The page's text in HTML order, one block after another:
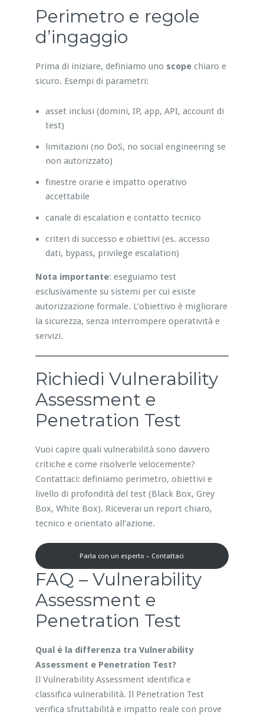
Perimetro e regole
d’ingaggio
Prima di iniziare, definiamo uno scopechiaro e
sicuro. Esempi di parametri:
asset inclusi (domini, IP, app, API, account di
test)
limitazioni (no DoS, no social engineering se
non autorizzato)
finestre orarie e impatto operativo
accettabile
canale di escalation e contatto tecnico
criteri di successo e obiettivi (es. accesso
dati, bypass, privilege escalation)
Nota importante: eseguiamo test
esclusivamente su sistemi per cui esiste
autorizzazione formale. L’obiettivo è migliorare
la sicurezza, senza interrompere operatività e
servizi.
Richiedi Vulnerability
Assessment e
Penetration Test
Vuoi capire quali vulnerabilità sono davvero
critiche e come risolverle velocemente?
Contattaci: definiamo perimetro, obiettivi e
livello di profondità del test (Black Box, Grey
Box, White Box). Riceverai un report chiaro,
tecnico e orientato all’azione.
Parla con un esperto – Contattaci
FAQ – Vulnerability
Assessment e
Penetration Test
Qual è la differenza tra Vulnerability
Assessment e Penetration Test?
Il Vulnerability Assessment identifica e
classifica vulnerabilità. Il Penetration Test
verifica sfruttabilità e impatto reale con prove